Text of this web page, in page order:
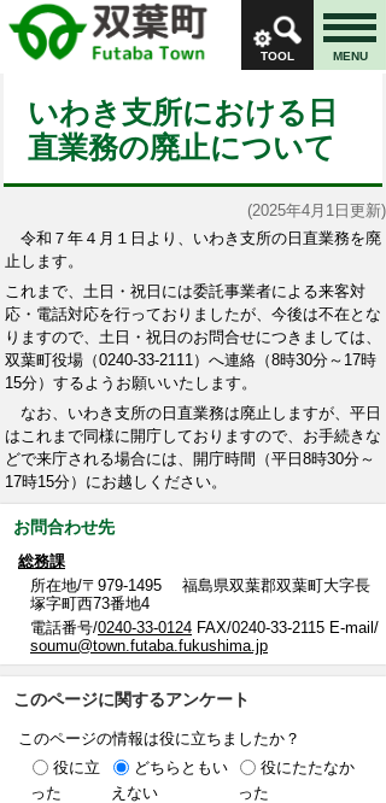
TOOL MENU
いわき支所における日
直業務の廃止について
(2025年4月1日更新)
令和７年４月１日より、いわき支所の日直業務を廃
止します。
これまで、土日・祝日には委託事業者による来客対
応・電話対応を行っておりましたが、今後は不在とな
りますので、土日・祝日のお問合せにつきましては、
双葉町役場（0240-33-2111）へ連絡（8時30分～17時
15分）するようお願いいたします。
なお、いわき支所の日直業務は廃止しますが、平日
はこれまで同様に開庁しておりますので、お手続きな
どで来庁される場合には、開庁時間（平日8時30分～
17時15分）にお越しください。
お問合わせ先
総務課
所在地/〒979-1495 福島県双葉郡双葉町大字長
塚字町西73番地4
電話番号/0240-33-0124 FAX/0240-33-2115 E-mail/
soumu@town.futaba.fukushima.jp
このページに関するアンケート
このページの情報は役に立ちましたか？
役に立
った
どちらともい
えない
役にたたなか
った